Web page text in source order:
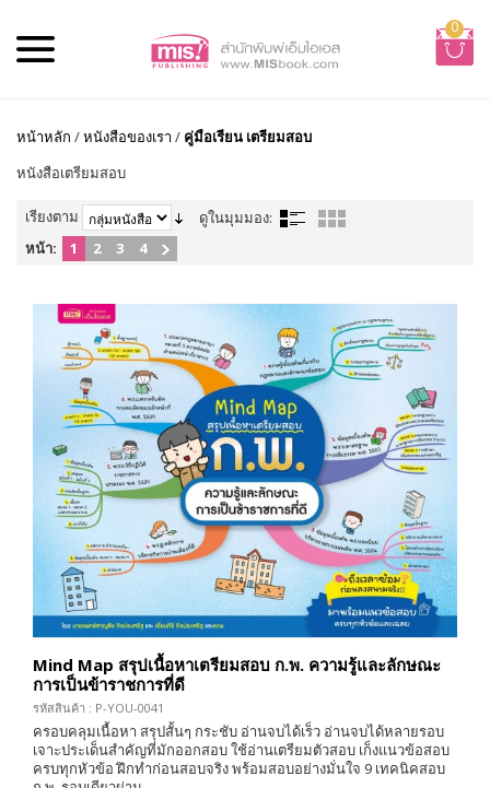
0
หน้าหลัก /หนังสือของเรา / คู่มือเรียน เตรียมสอบ
หนังสือเตรียมสอบ
เรียงตาม
ดูในมุมมอง:
หน้า:
1 2 3 4
Mind Map สรุปเนื้อหาเตรียมสอบ ก.พ. ความรู้และลักษณะ
การเป็นข้าราชการที่ดี
รหัสสินค้า : P-YOU-0041
ครอบคลุมเนื้อหา สรุปสั้นๆ กระชับ อ่านจบได้เร็ว อ่านจบได้หลายรอบ
เจาะประเด็นสำคัญที่มักออกสอบ ใช้อ่านเตรียมตัวสอบ เก็งแนวข้อสอบ
ครบทุกหัวข้อ ฝึกทำก่อนสอบจริง พร้อมสอบอย่างมั่นใจ 9 เทคนิคสอบ